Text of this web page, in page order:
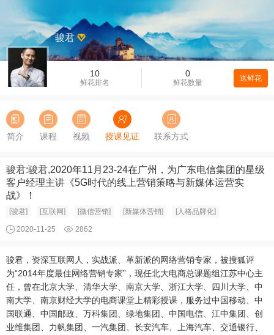
10
鲜花排名
0
鲜花数量 送鲜花
骏君
简介 课程 视频 授课见证 联系方式
骏君:骏君,2020年11月23-24在广州，为广东电信集团的星级
客户经理主讲《5G时代的线上营销策略与新媒体运营实
战》！
[骏君] [互联网] [微信营销] [新媒体营销] [人格品牌化]
2020-11-25 2862
骏君，资深互联网人，实战派、革新派的网络营销专家，被搜狐评
为“2014年度最佳网络营销专家”，现任北大电商总课题组江苏中心主
任，曾在北京大学、清华大学、南京大学、浙江大学、四川大学、中
南大学、南京财经大学的电商课堂上精彩授课，服务过中国移动、中
国联通、中国邮政、万科集团、绿地集团、中国电信、江中集团、创
业维集团、力帆集团、一汽集团、长安汽车、上海汽车、交通银行、